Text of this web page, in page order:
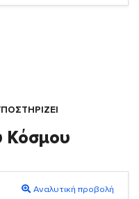
Κόσμου
Αναλυτική προβολή